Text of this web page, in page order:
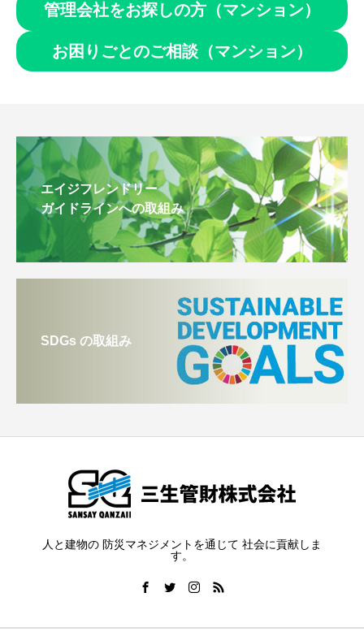
管理会社をお探しの方（マンション）
お困りごとのご相談（マンション）
エイジフレンドリー
ガイドラインへの取組み
SDGs の取組み
人と建物の 防災マネジメントを通じて 社会に貢献しま
す。